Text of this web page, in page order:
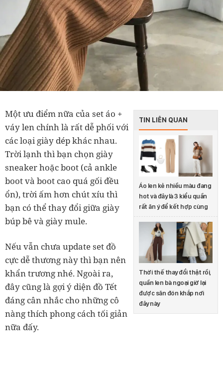
TIN LIÊN QUAN
Áo len kẻ nhiều màu đang
hot và đây là 3 kiểu quần
rất ăn ý để kết hợp cùng
Thời thế thay đổi thật rồi,
quần len bà ngoại giờ lại
được săn đón khắp nơi
đây này
Một ưu điểm nữa của set áo +
váy len chính là rất dễ phối với
các loại giày dép khác nhau.
Trời lạnh thì bạn chọn giày
sneaker hoặc boot (cả ankle
boot và boot cao quá gối đều
ổn), trời ấm hơn chút xíu thì
bạn có thể thay đổi giữa giày
búp bê và giày mule.
Nếu vẫn chưa update set đồ
cực dễ thương này thì bạn nên
khẩn trương nhé. Ngoài ra,
đây cũng là gợi ý diện đồ Tết
đáng cân nhắc cho những cô
nàng thích phong cách tối giản
nữa đấy.